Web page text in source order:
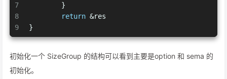
7
8
9
	}
return &res
}
初始化一个 SizeGroup 的结构可以看到主要是option 和 sema 的
初始化。